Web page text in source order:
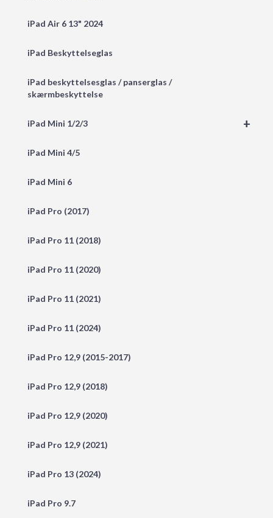
iPad Air 6 13" 2024
iPad Beskyttelseglas
iPad beskyttelsesglas / panserglas /
skærmbeskyttelse
+
iPad Mini 1/2/3
iPad Mini 4/5
iPad Mini 6
iPad Pro (2017)
iPad Pro 11 (2018)
iPad Pro 11 (2020)
iPad Pro 11 (2021)
iPad Pro 11 (2024)
iPad Pro 12,9 (2015-2017)
iPad Pro 12,9 (2018)
iPad Pro 12,9 (2020)
iPad Pro 12,9 (2021)
iPad Pro 13 (2024)
iPad Pro 9.7